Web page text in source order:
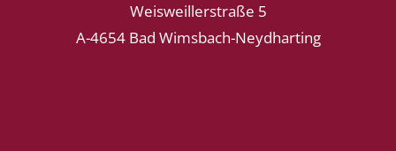
Weisweillerstraße 5
A-4654 Bad Wimsbach-Neydharting